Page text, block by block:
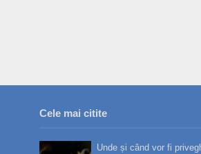
Cele mai citite
Unde și când vor fi